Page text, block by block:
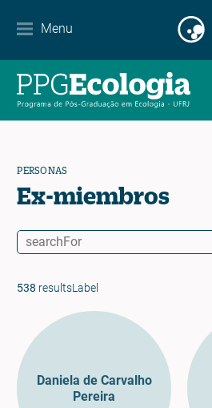
Menu
Contacto
PERSONAS
Ex-miembros
538 resultsLabel
Daniela de Carvalho
Pereira